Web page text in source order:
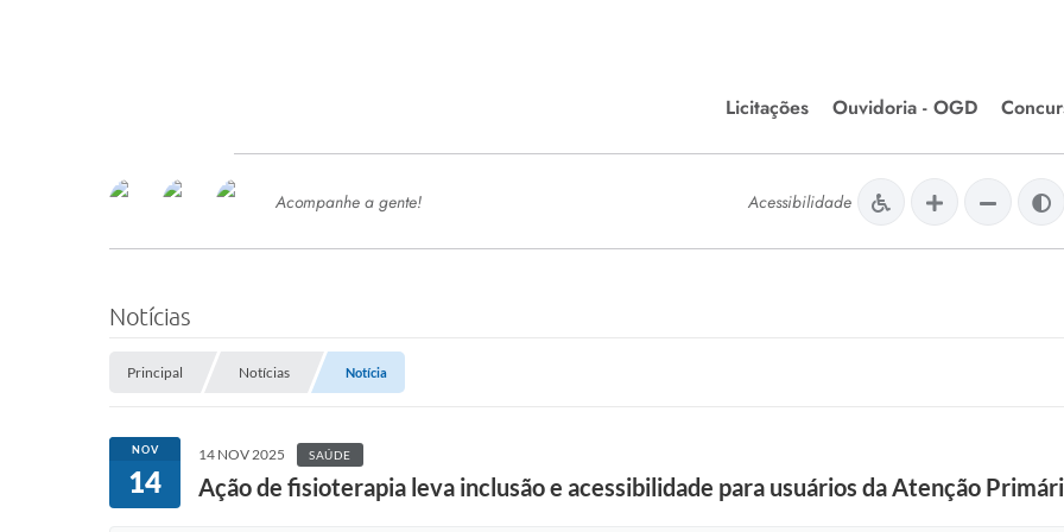
Licitações
Editais de Licitações
Chamamentos Públicos
Ouvidoria - OGD
SERVIÇOS
SEMED
Processo de Contratação -
Concursos e Processos Seletivos
Esporte
Meio Ambiente
Diário Oficial
Acompanhe a gente! Acessibilidade
Notícias
Principal Notícias Notícia
NOV
14
14 NOV 2025 SAÚDE
Ação de fisioterapia leva inclusão e acessibilidade para usuários da Atenção